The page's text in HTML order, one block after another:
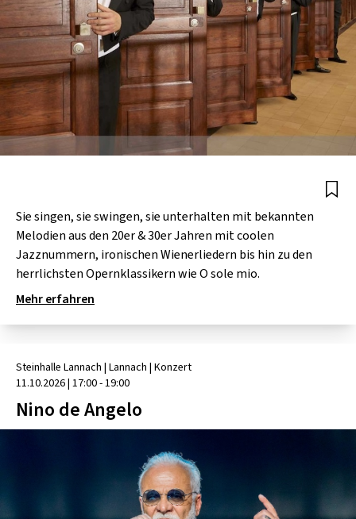
Sie singen, sie swingen, sie unterhalten mit bekannten
Melodien aus den 20er & 30er Jahren mit coolen
Jazznummern, ironischen Wienerliedern bis hin zu den
herrlichsten Opernklassikern wie O sole mio.
Mehr erfahren
Steinhalle Lannach | Lannach | Konzert
11.10.2026| 17:00 - 19:00
Nino de Angelo